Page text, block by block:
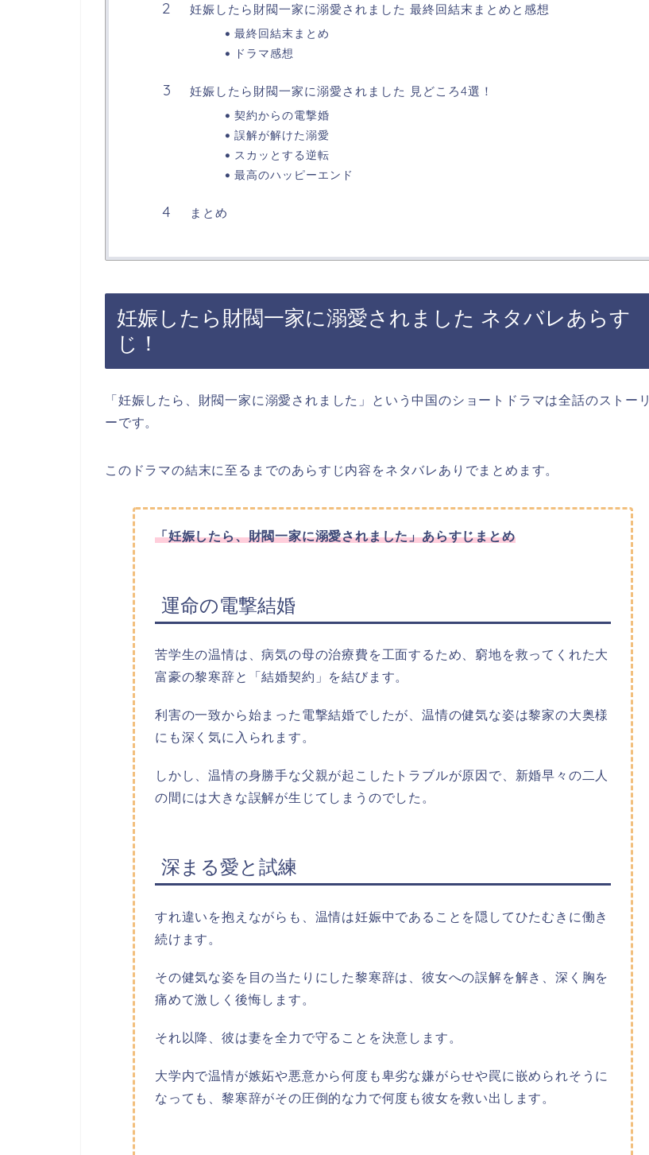
妊娠したら財閥一家に溺愛されました 最終回結末まとめと感想
最終回結末まとめ
ドラマ感想
妊娠したら財閥一家に溺愛されました 見どころ4選！
契約からの電撃婚
誤解が解けた溺愛
スカッとする逆転
最高のハッピーエンド
まとめ
妊娠したら財閥一家に溺愛されました ネタバレあらす
じ！
「妊娠したら、財閥一家に溺愛されました 」という中国のショートドラマは全話のストーリ
ーです。
このドラマの結末に至るまでのあらすじ内容をネタバレありでまとめます。
「妊娠したら、財閥一家に溺愛されました」あらすじまとめ
運命の電撃結婚
苦学生の温情は、病気の母の治療費を工面するため、窮地を救ってくれた大
富豪の黎寒辞と「結婚契約」を結びます。
利害の一致から始まった電撃結婚でしたが、温情の健気な姿は黎家の大奥様
にも深く気に入られます。
しかし、温情の身勝手な父親が起こしたトラブルが原因で、新婚早々の二人
の間には大きな誤解が生じてしまうのでした。
深まる愛と試練
すれ違いを抱えながらも、温情は妊娠中であることを隠してひたむきに働き
続けます。
その健気な姿を目の当たりにした黎寒辞は、彼女への誤解を解き、深く胸を
痛めて激しく後悔します。
それ以降、彼は妻を全力で守ることを決意します。
大学内で温情が嫉妬や悪意から何度も卑劣な嫌がらせや罠に嵌められそうに
なっても、黎寒辞がその圧倒的な力で何度も彼女を救い出します。